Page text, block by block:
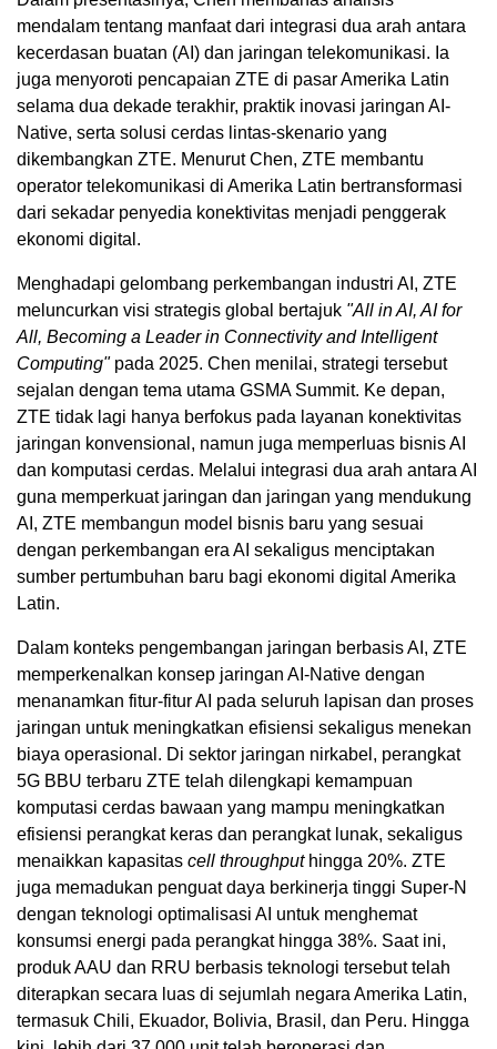
mendalam tentang manfaat dari integrasi dua arah antara
kecerdasan buatan (AI) dan jaringan telekomunikasi. Ia
juga menyoroti pencapaian ZTE di pasar Amerika Latin
selama dua dekade terakhir, praktik inovasi jaringan AI-
Native, serta solusi cerdas lintas-skenario yang
dikembangkan ZTE. Menurut Chen, ZTE membantu
operator telekomunikasi di Amerika Latin bertransformasi
dari sekadar penyedia konektivitas menjadi penggerak
ekonomi digital.
Menghadapi gelombang perkembangan industri AI, ZTE
meluncurkan visi strategis global bertajuk "All in AI, AI for
All, Becoming a Leader in Connectivity and Intelligent
Computing"pada 2025. Chen menilai, strategi tersebut
sejalan dengan tema utama GSMA Summit. Ke depan,
ZTE tidak lagi hanya berfokus pada layanan konektivitas
jaringan konvensional, namun juga memperluas bisnis AI
dan komputasi cerdas. Melalui integrasi dua arah antara AI
guna memperkuat jaringan dan jaringan yang mendukung
AI, ZTE membangun model bisnis baru yang sesuai
dengan perkembangan era AI sekaligus menciptakan
sumber pertumbuhan baru bagi ekonomi digital Amerika
Latin.
Dalam konteks pengembangan jaringan berbasis AI, ZTE
memperkenalkan konsep jaringan AI-Native dengan
menanamkan fitur-fitur AI pada seluruh lapisan dan proses
jaringan untuk meningkatkan efisiensi sekaligus menekan
biaya operasional. Di sektor jaringan nirkabel, perangkat
5G BBU terbaru ZTE telah dilengkapi kemampuan
komputasi cerdas bawaan yang mampu meningkatkan
efisiensi perangkat keras dan perangkat lunak, sekaligus
menaikkan kapasitas cell throughputhingga 20%. ZTE
juga memadukan penguat daya berkinerja tinggi Super-N
dengan teknologi optimalisasi AI untuk menghemat
konsumsi energi pada perangkat hingga 38%. Saat ini,
produk AAU dan RRU berbasis teknologi tersebut telah
diterapkan secara luas di sejumlah negara Amerika Latin,
termasuk Chili, Ekuador, Bolivia, Brasil, dan Peru. Hingga